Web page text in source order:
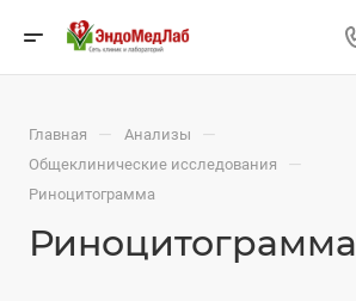
Главная — Анализы —
Общеклинические исследования —
Риноцитограмма
Риноцитограмма